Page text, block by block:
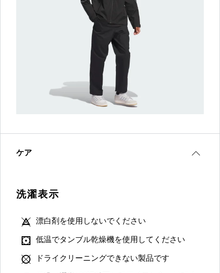
ケア
洗濯表示
漂白剤を使用しないでください
低温でタンブル乾燥機を使用してください
ドライクリーニングできない製品です